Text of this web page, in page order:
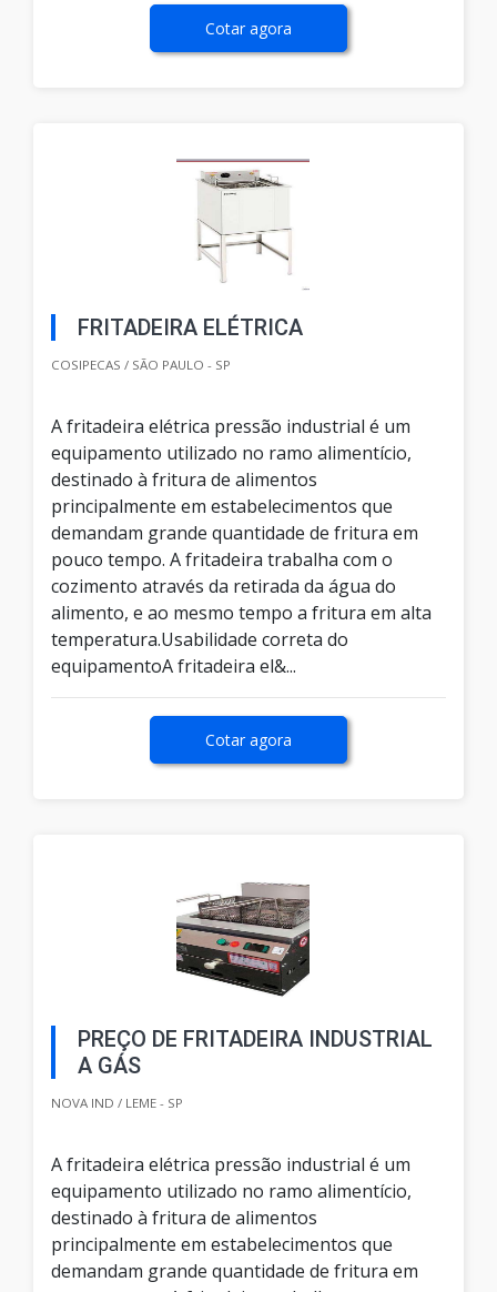
Cotar agora
FRITADEIRA ELÉTRICA
COSIPECAS / SÃO PAULO - SP
A fritadeira elétrica pressão industrial é um
equipamento utilizado no ramo alimentício,
destinado à fritura de alimentos
principalmente em estabelecimentos que
demandam grande quantidade de fritura em
pouco tempo. A fritadeira trabalha com o
cozimento através da retirada da água do
alimento, e ao mesmo tempo a fritura em alta
temperatura.Usabilidade correta do
equipamentoA fritadeira el&...
Cotar agora
PREÇO DE FRITADEIRA INDUSTRIAL
A GÁS
NOVA IND / LEME - SP
A fritadeira elétrica pressão industrial é um
equipamento utilizado no ramo alimentício,
destinado à fritura de alimentos
principalmente em estabelecimentos que
demandam grande quantidade de fritura em